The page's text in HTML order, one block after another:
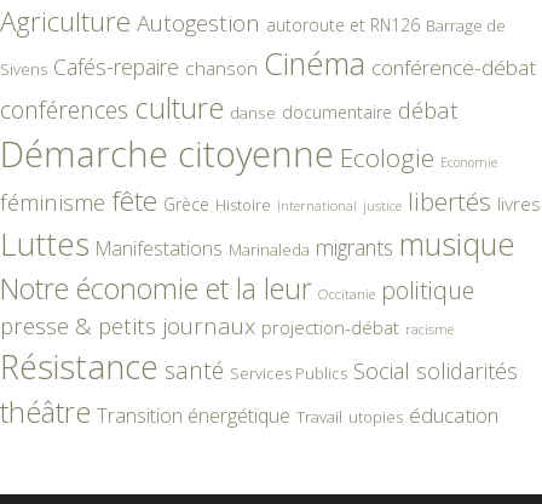
Agriculture Autogestion autoroute et RN126 Barrage de
Sivens Cafés-repaire chanson Cinéma conférence-débat
conférences culture danse documentaire débat
Démarche citoyenne Ecologie Economie
féminisme fête Grèce Histoire International justice libertés livres
Luttes Manifestations Marinaleda migrants musique
Notre économie et la leur Occitanie politique
presse & petits journaux projection-débat racisme
Résistance santé Services Publics Social solidarités
théâtre Transition énergétique Travail utopies éducation